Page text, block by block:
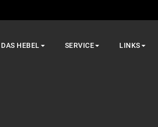
DAS HEBEL SERVICE LINKS